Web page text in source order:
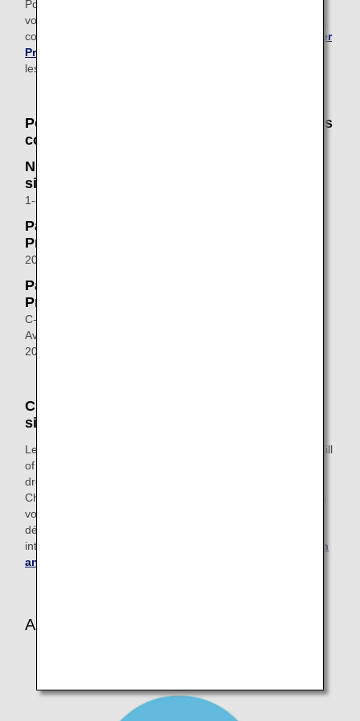
Pour en savoir plus sur les dispositions relatives aux
voyageurs aériens en situation de handicap aux États-Unis,
consultez le site web de
la division US Aviation Consumer
Protection
les coordonnées ci-dessous.
Pour nous contacter directement, utilisez les
coordonnées ci-dessous.
Numéro vert pour les voyageurs aériens en
situation de handicap
1-800-778-4838 (TTY1-800-455-9880)
Par téléphone (division Aviation Consumer
Protection)
202-366-2220 (TTY202-366-0511)
Par courrier (division Air Consumer
Protection)
C-75, U.S Department of Transportation, 1200 New Jersey
Ave. SE, West Building, Room W96-432, Washington, DC
20590, États-Unis
Charte des droits des passagers aériens en
situation de handicap
Le Département du transport des États-Unis a publié la « Bill
of Rights for Air Travelers with Disabilities » (Charte des
droits des voyageurs aériens en situation de handicap ou
Charte des droits), qui énonce les droits fondamentaux des
voyageurs aériens en situation de handicap. Pour plus de
détails sur la Charte des droits, veuillez consulter le site
internet du
Département du transport des États-Unis (en
anglais uniquement)
Autres initiatives